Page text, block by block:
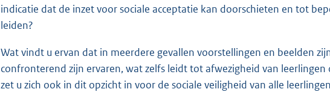
indicatie dat de inzet voor sociale acceptatie kan doorschieten en tot
leiden?
Wat vindt u ervan dat in meerdere gevallen voorstellingen en beelden
confronterend zijn ervaren, wat zelfs leidt tot afwezigheid van
zet u zich ook in dit opzicht in voor de sociale veiligheid van alle